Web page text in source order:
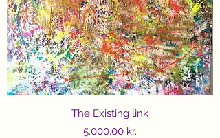
The Existing link
Price
5.000,00 kr.